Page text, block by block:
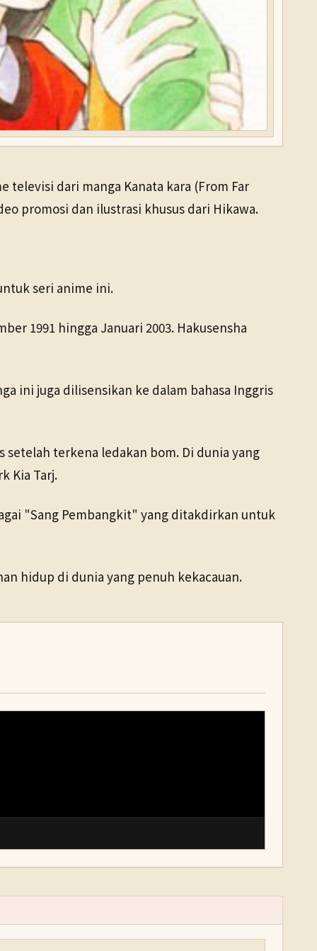
dari manga Kanata kara (From Far
promosi dan ilustrasi khusus dari Hikawa.
seri anime ini.
1991 hingga Januari 2003. Hakusensha
ini juga dilisensikan ke dalam bahasa Inggris
terkena ledakan bom. Di dunia yang
Kia Tarj.
"Sang Pembangkit" yang ditakdirkan untuk
hidup di dunia yang penuh kekacauan.